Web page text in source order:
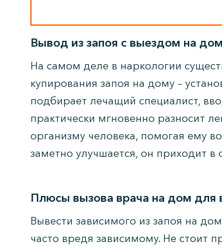
Вывод из запоя с выездом на
На самом деле в наркологии
купирования запоя на дому –
подбирает лечащий специалист,
практически мгновенно разносит
организму человека, помогая ему
заметно улучшается, он приходит в
Плюсы вызова врача на дом для
Вывести зависимого из запоя на
часто вредя зависимому. Не стоит